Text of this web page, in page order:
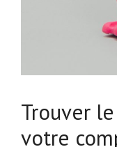
Trouver
votre